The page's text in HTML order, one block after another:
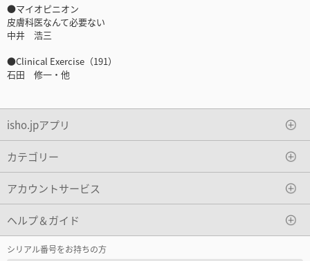
●マイオピニオン
皮膚科医なんて必要ない
中井 浩三
●Clinical Exercise（191）
石田 修一・他
isho.jpアプリ
カテゴリー
アカウントサービス
ヘルプ＆ガイド
シリアル番号をお持ちの方